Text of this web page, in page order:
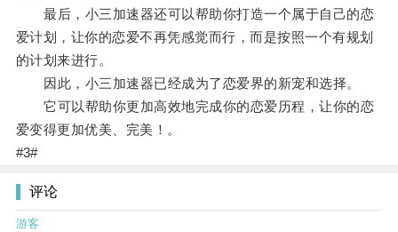
最后，小三加速器还可以帮助你打造一个属于自己的恋
爱计划，让你的恋爱不再凭感觉而行，而是按照一个有规划
的计划来进行。
因此，小三加速器已经成为了恋爱界的新宠和选择。
它可以帮助你更加高效地完成你的恋爱历程，让你的恋
爱变得更加优美、完美！。
#3#
评论
游客